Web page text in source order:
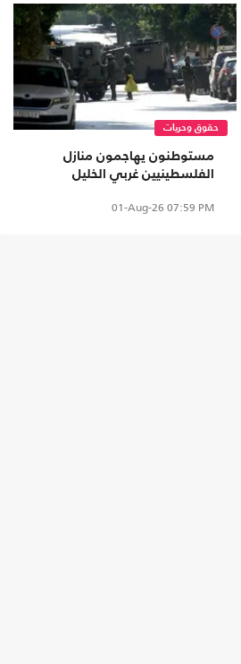
حقوق وحريات
مستوطنون يهاجمون منازل
الفلسطينيين غربي الخليل
01-Aug-26 07:59 PM